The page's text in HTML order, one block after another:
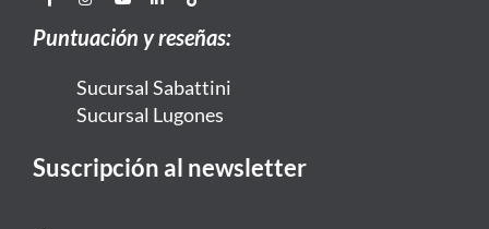
Puntuación y reseñas:
Sucursal Sabattini
Sucursal Lugones
Suscripción al newsletter